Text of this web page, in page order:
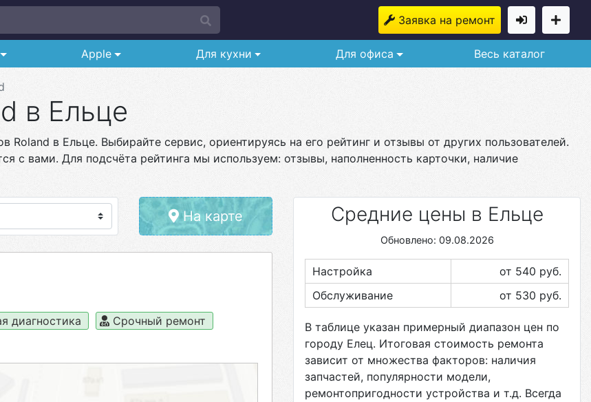
Заявка на ремонт
Apple Для кухни Для офиса Весь каталог
в Ельце
в Ельце. Выбирайте сервис, ориентируясь на его рейтинг и отзывы от других пользователей.
с вами. Для подсчёта рейтинга мы используем: отзывы, наполненность карточки, наличие
На карте
диагностика
Срочный ремонт
Средние цены в Ельце
Обновлено: 09.08.2026
Настройка от 540 руб.
Обслуживание
от 530 руб.
В таблице указан примерный диапазон цен по
городу Елец. Итоговая стоимость ремонта
зависит от множества факторов: наличия
запчастей, популярности модели,
ремонтопригодности устройства и т.д. Всегда